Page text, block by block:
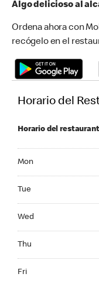
Algo delicioso al
Ordena ahora con
recógelo en el
Horario del
Horario del
Mon
Tue
Wed
Thu
Fri